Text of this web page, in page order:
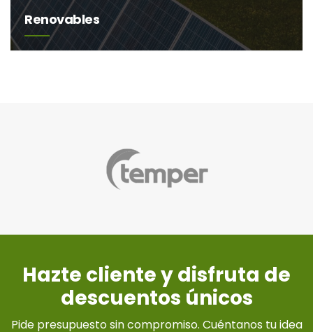
Renovables
Hazte cliente y disfruta de
descuentos únicos
Pide presupuesto sin compromiso. Cuéntanos tu idea